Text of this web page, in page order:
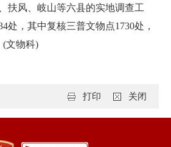
扶风、岐山等六县的实地调查工
处，其中复核三普文物点1730处，
(文物科)
关闭
打印